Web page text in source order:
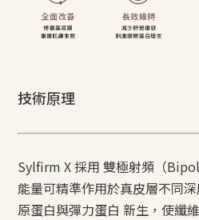
技術原理
Sylfirm X 採用 雙極射頻（
能量可精準作用於真皮層不同
原蛋白與彈力蛋白 新生，使纖